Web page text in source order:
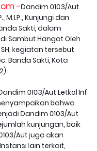
-Dandim 0103/Aut
M.I.P., Kunjungi dan
Sakti, dalam
Sambut Hangat Oleh
kegiatan tersebut
Banda Sakti, Kota
0103/Aut Letkol Inf
bahwa
Dandim 0103/Aut
kunjungan, baik
Aut juga akan
lain terkait,